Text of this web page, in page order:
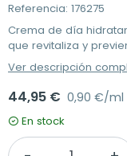
Referencia: 176275
Crema de día
que revitaliza y
Ver descripción
44,95 € 0,90 €/ml
En stock